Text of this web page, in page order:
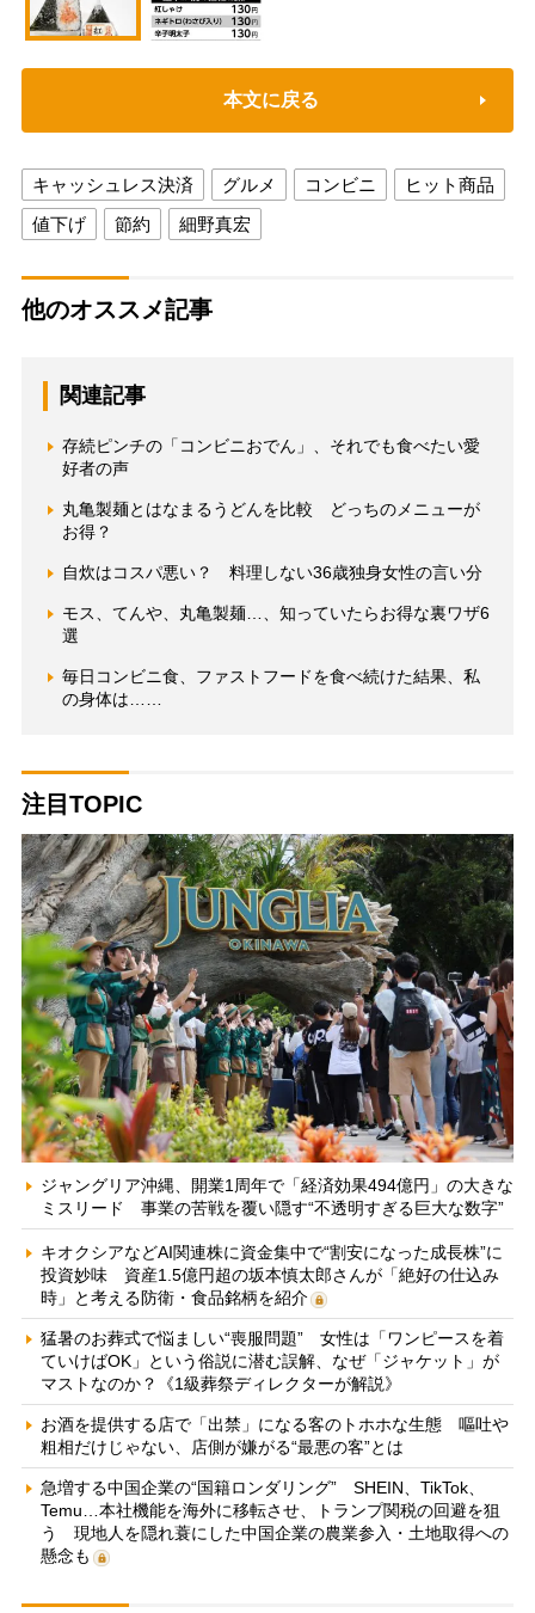
本文に戻る
キャッシュレス決済 グルメ コンビニ
ヒット商品
値下げ
節約 細野真宏
他のオススメ記事
関連記事
存続ピンチの「コンビニおでん」、それでも食べたい愛
好者の声
丸亀製麺とはなまるうどんを比較 どっちのメニューが
お得？
自炊はコスパ悪い？ 料理しない36歳独身女性の言い分
モス、てんや、丸亀製麺…、知っていたらお得な裏ワザ6
選
毎日コンビニ食、ファストフードを食べ続けた結果、私
の身体は……
注目TOPIC
ジャングリア沖縄、開業1周年で「経済効果494億円」の大きな
ミスリード 事業の苦戦を覆い隠す“不透明すぎる巨大な数字”
キオクシアなどAI関連株に資金集中で“割安になった成長株”に
投資妙味 資産1.5億円超の坂本慎太郎さんが「絶好の仕込み
時」と考える防衛・食品銘柄を紹介
猛暑のお葬式で悩ましい“喪服問題” 女性は「ワンピースを着
ていけばOK」という俗説に潜む誤解、なぜ「ジャケット」が
マストなのか？《1級葬祭ディレクターが解説》
お酒を提供する店で「出禁」になる客のトホホな生態 嘔吐や
粗相だけじゃない、店側が嫌がる“最悪の客”とは
急増する中国企業の“国籍ロンダリング” SHEIN、TikTok、
Temu…本社機能を海外に移転させ、トランプ関税の回避を狙
う 現地人を隠れ蓑にした中国企業の農業参入・土地取得への
懸念も